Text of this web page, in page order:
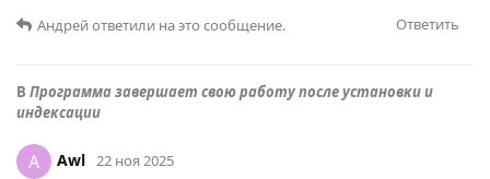
Ответить
Андрейответили на это сообщение.
В Программа завершает свою работу после установки и
индексации
A Awl 22 ноя 2025